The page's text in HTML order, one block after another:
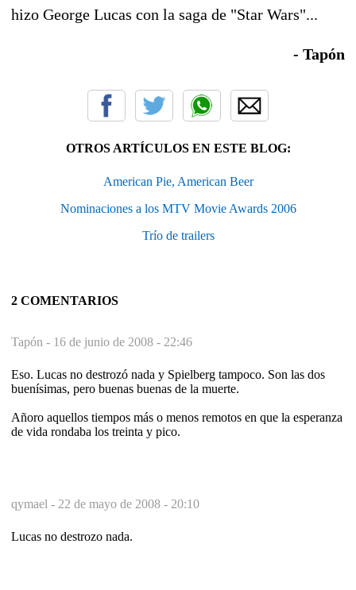
hizo George Lucas con la saga de "Star Wars"...
- Tapón
OTROS ARTÍCULOS EN ESTE BLOG:
American Pie, American Beer
Nominaciones a los MTV Movie Awards 2006
Trío de trailers
2 COMENTARIOS
Tapón - 16 de junio de 2008 - 22:46
Eso. Lucas no destrozó nada y Spielberg tampoco. Son las dos
buenísimas, pero buenas buenas de la muerte.
Añoro aquellos tiempos más o menos remotos en que la esperanza
de vida rondaba los treinta y pico.
qymael - 22 de mayo de 2008 - 20:10
Lucas no destrozo nada.